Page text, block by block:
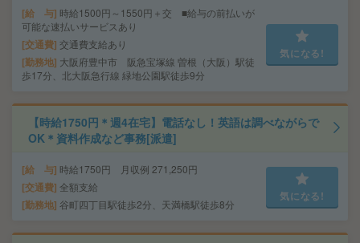
給 与 時給1500円～1550円＋交 ■給与の前払いが
可能な速払いサービスあり
交通費 交通費支給あり
勤務地 大阪府豊中市 阪急宝塚線 曽根（大阪）駅徒
歩17分、北大阪急行線 緑地公園駅徒歩9分
気になる!
【時給1750円＊週4在宅】電話なし！英語は調べながらで
OK＊資料作成など事務[派遣]
給 与 時給1750円 月収例 271,250円
交通費 全額支給
勤務地 谷町四丁目駅徒歩2分、天満橋駅徒歩8分
気になる!